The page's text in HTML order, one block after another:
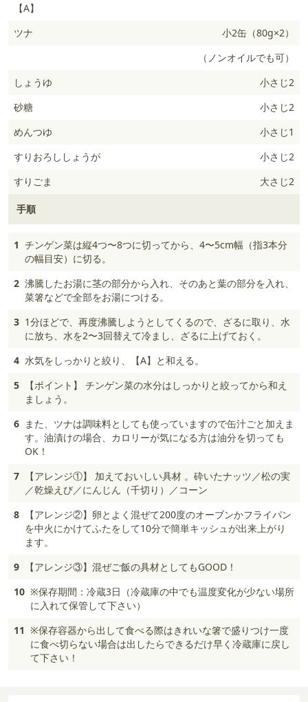
【A】
ツナ
小2缶（80g×2）
（ノンオイルでも可）
しょうゆ
小さじ2
砂糖
小さじ2
めんつゆ
小さじ1
すりおろししょうが
小さじ2
すりごま
大さじ2
手順
1 チンゲン菜は縦4つ〜8つに切ってから、4〜5cm幅（指3本分
の幅目安）に切る。
2 沸騰したお湯に茎の部分から入れ、そのあと葉の部分を入れ、
菜箸などで全部をお湯につける。
3 1分ほどで、再度沸騰しようとしてくるので、ざるに取り、水
に放ち、水を2〜3回替えて冷まし、ざるに上げておく。
4 水気をしっかりと絞り、【A】と和える。
5
【ポイント】 チンゲン菜の水分はしっかりと絞ってから和え
ましょう。
6 また、ツナは調味料としても使っていますので缶汁ごと加えま
す。油漬けの場合、カロリーが気になる方は油分を切っても
OK！
7
【アレンジ①】 加えておいしい具材 。砕いたナッツ／松の実
／乾燥えび／にんじん（千切り）／コーン
8
【アレンジ②】卵とよく混ぜて200度のオーブンかフライパン
を中火にかけてふたをして10分で簡単キッシュが出来上がり
ます。
9
【アレンジ③】混ぜご飯の具材としてもGOOD！
10 ※保存期間：冷蔵3日（冷蔵庫の中でも温度変化が少ない場所
に入れて保管して下さい）
11 ※保存容器から出して食べる際はきれいな箸で盛りつけ一度
に食べ切らない場合は出したらできるだけ早く冷蔵庫に戻し
て下さい！